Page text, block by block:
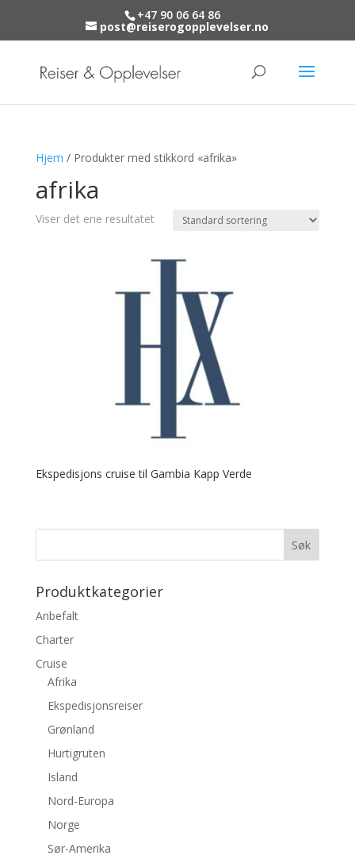
+47 90 06 64 86
post@reiserogopplevelser.no
Hjem / Produkter med stikkord «afrika»
afrika
Viser det ene resultatet
Ekspedisjons cruise til Gambia Kapp Verde
Produktkategorier
Anbefalt
Charter
Cruise
Afrika
Ekspedisjonsreiser
Grønland
Hurtigruten
Island
Nord-Europa
Norge
Sør-Amerika